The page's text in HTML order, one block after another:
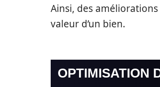
Ainsi, des
valeur d’un bien.
OPTIMISATION